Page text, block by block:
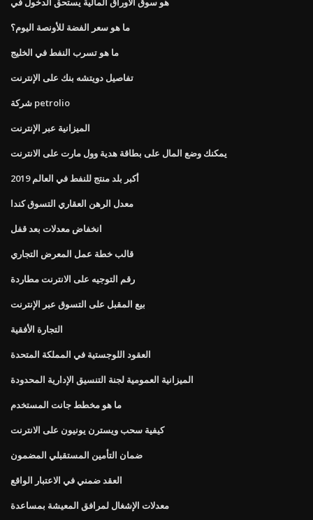
ما هو سعر الفضة للأونصة اليوم؟
ما هو تسرب النفط في الخليج
تفاصيل دويتشه بنك على الإنترنت
شركة petrolio
الميزانية عبر الإنترنت
يمكنك وضع المال على بطاقة هدية وول مارت على الانترنت
أكبر بلد منتج للنفط في العالم 2019
معدل الرهن العقاري التسوق كندا
انخفاض معدلات بعد قفل
قالب خطة عمل المعرض التجاري
رقم التوجيه على الانترنت مطاردة
بيع المقبل على التسوق عبر الإنترنت
التجارة الأفقية
العقود اللوجستية في المملكة المتحدة
الميزانية العمومية لجنة التنسيق الإدارية المحدودة
ما هو مخطط جانت المستخدم
كيفية سحب ويسترن يونيون على الانترنت
ضمان التأمين المستقبلي المضمون
العقد ضمني في الاعتبار الواقع
معدلات الإشغال لمرافق المعيشة بمساعدة